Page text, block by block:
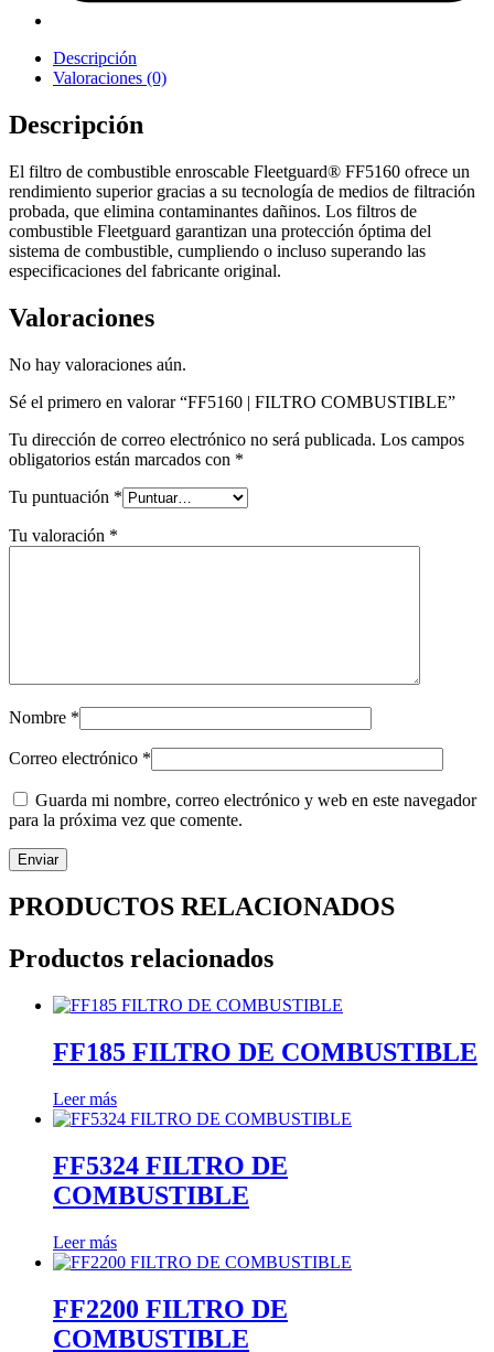
Descripción
Valoraciones (0)
Descripción
El filtro de combustible enroscable Fleetguard® FF5160 ofrece un
rendimiento superior gracias a su tecnología de medios de filtración
probada, que elimina contaminantes dañinos. Los filtros de
combustible Fleetguard garantizan una protección óptima del
sistema de combustible, cumpliendo o incluso superando las
especificaciones del fabricante original.
Valoraciones
No hay valoraciones aún.
Sé el primero en valorar “FF5160 | FILTRO COMBUSTIBLE”
Tu dirección de correo electrónico no será publicada. Los campos
obligatorios están marcados con *
Tu puntuación *
Tu valoración *
Nombre *
Correo electrónico *
Guarda mi nombre, correo electrónico y web en este navegador
para la próxima vez que comente.
PRODUCTOS RELACIONADOS
Productos relacionados
FF185 FILTRO DE COMBUSTIBLE
Leer más
FF5324 FILTRO DE
COMBUSTIBLE
Leer más
FF2200 FILTRO DE
COMBUSTIBLE